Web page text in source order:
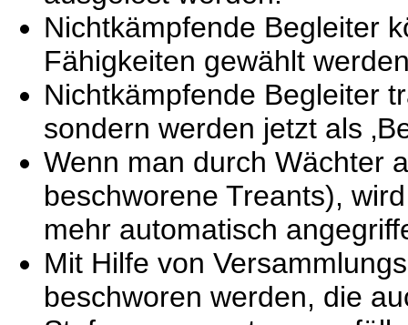
Nichtkämpfende Begleiter
Fähigkeiten gewählt
Nichtkämpfende Begleiter
sondern werden jetzt als
Wenn man durch Wächter
beschworene Treants),
mehr automatisch
Mit Hilfe von
beschworen werden, die